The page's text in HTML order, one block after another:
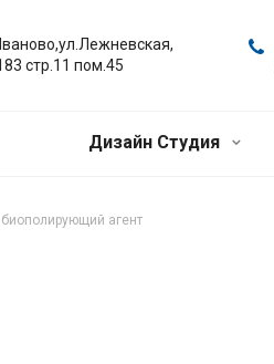
стр.11 пом.45
Дизайн Студия
агент